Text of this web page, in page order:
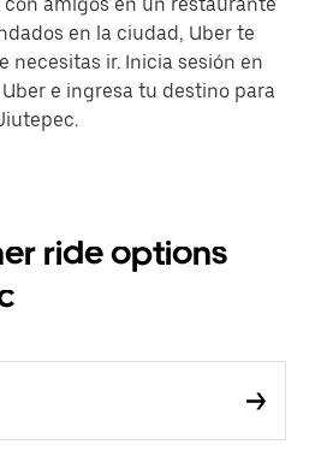
amigos en un restaurante
en la ciudad, Uber te
necesitas ir. Inicia sesión en
e ingresa tu destino para
ride options